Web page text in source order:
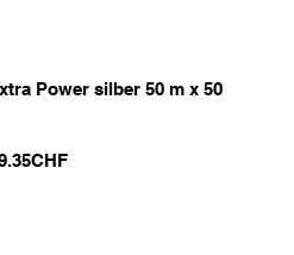
Power silber 50 m x 50
CHF